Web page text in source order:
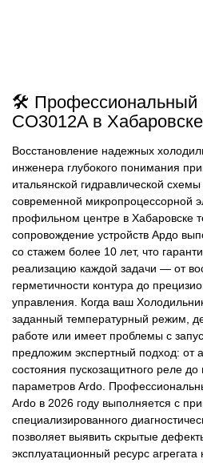
🛠️ Профессиональный
CO3012A в Хабаровске
Восстановление надежных
инженера глубокого понимания
итальянской гидравлической
современной микропроцессорной
профильном центре в Хабаровске
сопровождение устройств Ардо
со стажем более 10 лет, что
реализацию каждой задачи — от
герметичности контура до
управления. Когда ваш
заданный температурный режим,
работе или имеет проблемы с
предложим экспертный подход: от
состояния пускозащитного реле
параметров Ardo.
Ardo в 2026 году выполняется с
специализированного
позволяет выявить скрытые
эксплуатационный ресурс